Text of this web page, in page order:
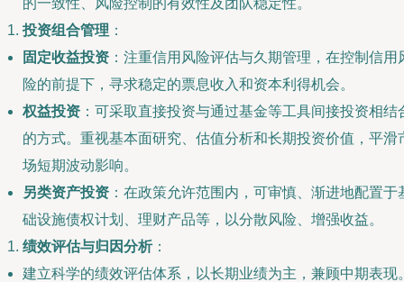
的一致性、风险控制的有效性及团队稳定性。
投资组合管理 ：
固定收益投资 ：注重信用风险评估与久期管理，在控制信用
险的前提下，寻求稳定的票息收入和资本利得机会。
权益投资 ：可采取直接投资与通过基金等工具间接投资相结
的方式。重视基本面研究、估值分析和长期投资价值，平滑
场短期波动影响。
另类资产投资 ：在政策允许范围内，可审慎、渐进地配置于
础设施债权计划、理财产品等，以分散风险、增强收益。
绩效评估与归因分析：
建立科学的绩效评估体系，以长期业绩为主，兼顾中期表现